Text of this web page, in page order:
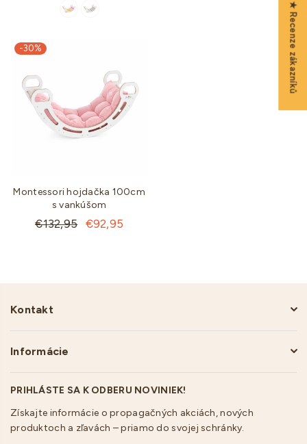
-30%
Montessori hojdačka 100cm
s vankúšom
Štandardná
€132,95 €92,95
Kontakt
Informácie
PRIHLÁSTE SA K ODBERU NOVINIEK!
Získajte informácie o propagačných akciách, nových
produktoch a zľavách – priamo do svojej schránky.
★ Recenze zákazníků